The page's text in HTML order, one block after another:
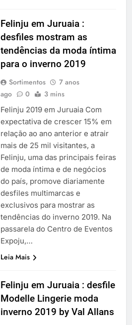
Felinju em Juruaia :
desfiles mostram as
tendências da moda íntima
para o inverno 2019
Sortimentos
7 anos
ago
0 3 mins
Felinju 2019 em Juruaia Com
expectativa de crescer 15% em
relação ao ano anterior e atrair
mais de 25 mil visitantes, a
Felinju, uma das principais feiras
de moda íntima e de negócios
do país, promove diariamente
desfiles multimarcas e
exclusivos para mostrar as
tendências do inverno 2019. Na
passarela do Centro de Eventos
Expoju,…
Leia Mais
Felinju em Juruaia : desfile
Modelle Lingerie moda
inverno 2019 by Val Allans